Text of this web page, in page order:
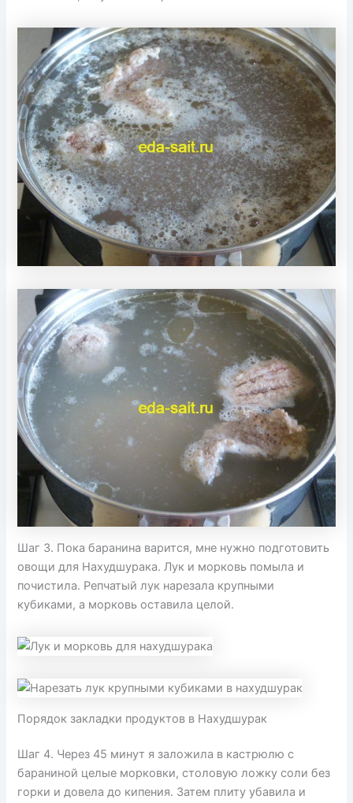
Шаг 3. Пока баранина варится, мне нужно подготовить
овощи для Нахудшурака. Лук и морковь помыла и
почистила. Репчатый лук нарезала крупными
кубиками, а морковь оставила целой.
Порядок закладки продуктов в Нахудшурак
Шаг 4. Через 45 минут я заложила в кастрюлю с
бараниной целые морковки, столовую ложку соли без
горки и довела до кипения. Затем плиту убавила и